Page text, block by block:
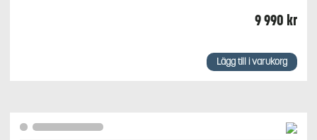
9 990 kr
Lägg till i varukorg